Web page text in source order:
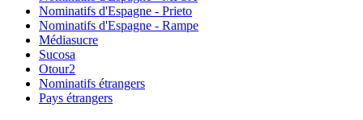
Nominatifs d'Espagne - Prieto
Nominatifs d'Espagne - Rampe
Médiasucre
Sucosa
Otour2
Nominatifs étrangers
Pays étrangers